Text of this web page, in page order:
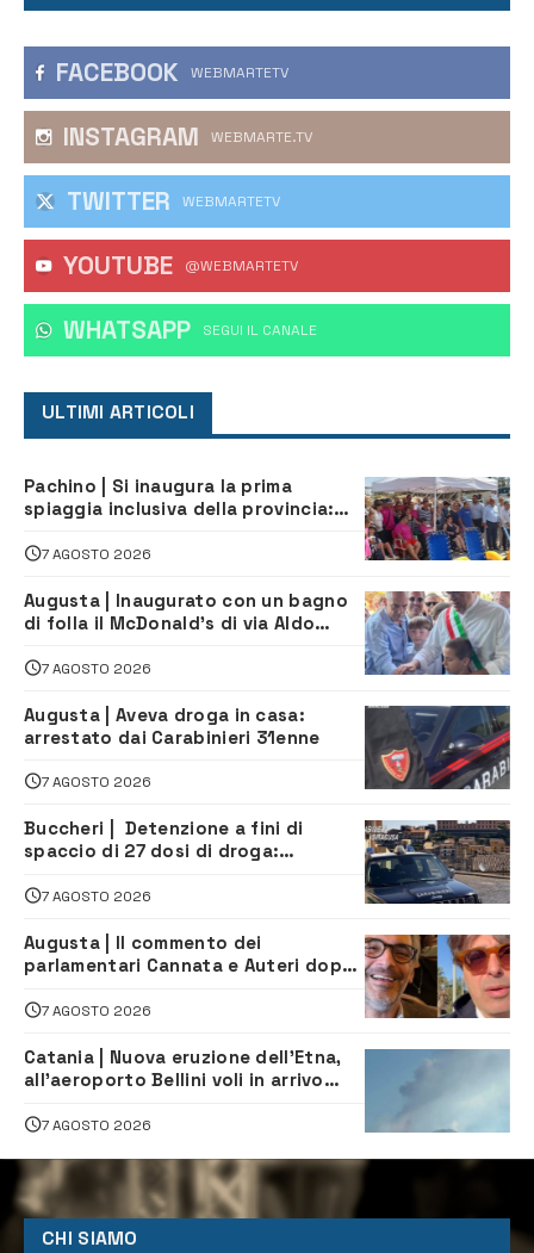
FACEBOOK WEBMARTETV
INSTAGRAM WEBMARTE.TV
TWITTER WEBMARTETV
YOUTUBE @WEBMARTETV
WHATSAPP ‎SEGUI IL CANALE
ULTIMI ARTICOLI
Pachino | Si inaugura la prima
spiaggia inclusiva della provincia:
tutti
7 AGOSTO 2026
Augusta | Inaugurato con un bagno
di folla il McDonald’s di via Aldo
7 AGOSTO 2026
Augusta | Aveva droga in casa:
arrestato dai Carabinieri 31enne
7 AGOSTO 2026
Buccheri | Detenzione a fini di
spaccio di 27 dosi di droga:
7 AGOSTO 2026
Augusta | Il commento dei
parlamentari Cannata e Auteri dopo
depuratore
7 AGOSTO 2026
Catania | Nuova eruzione dell’Etna,
all’aeroporto Bellini voli in arrivo
7 AGOSTO 2026
CHI SIAMO